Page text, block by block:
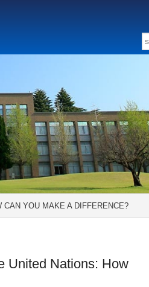
CAN YOU MAKE A DIFFERENCE?
United Nations: How